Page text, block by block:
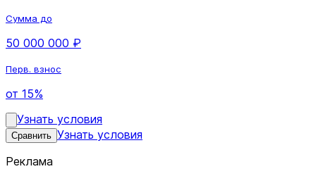
Сумма до
50 000 000 ₽
Перв. взнос
от 15%
Узнать условия
Сравнить Узнать условия
Реклама